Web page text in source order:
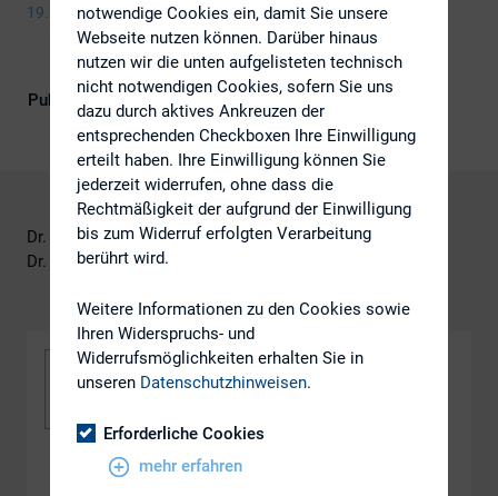
19. Mai 2009
Publikationsform DIRK-Publikationen
Dr. Lutz Krämer, White & Case
Dr. Tobias Heinrich, White & Case
DOWNLOAD
notwendige Cookies ein, damit Sie unsere
Webseite nutzen können. Darüber hinaus
nutzen wir die unten aufgelisteten technisch
nicht notwendigen Cookies, sofern Sie uns
dazu durch aktives Ankreuzen der
entsprechenden Checkboxen Ihre Einwilligung
erteilt haben. Ihre Einwilligung können Sie
jederzeit widerrufen, ohne dass die
Rechtmäßigkeit der aufgrund der Einwilligung
bis zum Widerruf erfolgten Verarbeitung
berührt wird.
Weitere Informationen zu den Cookies sowie
Ihren Widerspruchs- und
Widerrufsmöglichkeiten erhalten Sie in
unseren Datenschutzhinweisen.
Erforderliche Cookies
mehr erfahren